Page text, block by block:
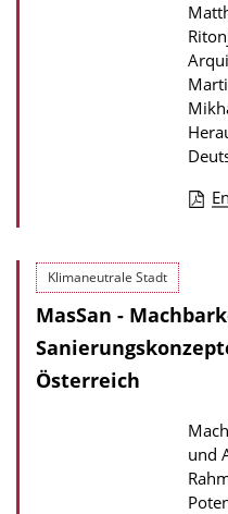
i
k
a
t
i
o
n
n
l
d
s
z
Klimaneutrale Stadt
MasSan -
Österreich
und